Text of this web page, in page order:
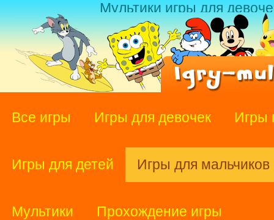
Мультики игры для
Все игры Игры для девочек Игры
Игры для детей Игры для мальчиков
Мультики Прохождение игры